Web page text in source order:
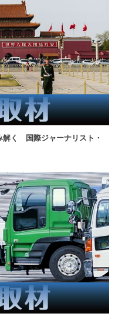
解く 国際ジャーナリスト・